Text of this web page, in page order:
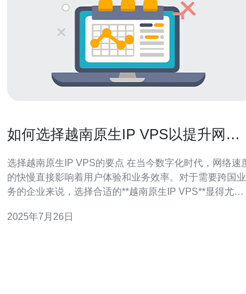
如何选择越南原生IP VPS以提升网络
选择越南原生IP VPS的要点 在当今数字化时代，网络速度
的快慢直接影响着用户体验和业务效率。对于需要跨国业
务的企业来说，选择合适的**越南原生IP VPS**显得尤为
的选择。 1. **地理位置**的重要性 越南的地理位置使其成
2025年7月26日